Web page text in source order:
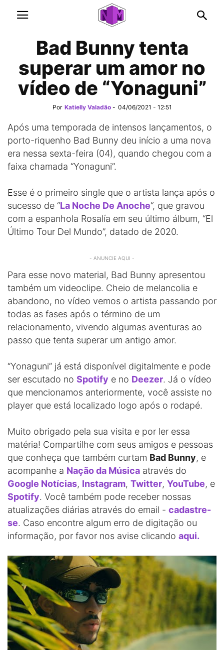
Bad Bunny tenta
superar um amor no
vídeo de “Yonaguni”
Por Katielly Valadão - 04/06/2021 - 12:51
Após uma temporada de intensos lançamentos, o
porto-riquenho Bad Bunny deu início a uma nova
era nessa sexta-feira (04), quando chegou com a
faixa chamada “Yonaguni”.
Esse é o primeiro single que o artista lança após o
sucesso de “La Noche De Anoche“, que gravou
com a espanhola Rosalía em seu último álbum, “El
Último Tour Del Mundo”, datado de 2020.
- ANUNCIE AQUI -
Para esse novo material, Bad Bunny apresentou
também um videoclipe. Cheio de melancolia e
abandono, no vídeo vemos o artista passando por
todas as fases após o término de um
relacionamento, vivendo algumas aventuras ao
passo que tenta superar um antigo amor.
“Yonaguni” já está disponível digitalmente e pode
ser escutado no Spotify e no Deezer. Já o vídeo
que mencionamos anteriormente, você assiste no
player que está localizado logo após o rodapé.
Muito obrigado pela sua visita e por ler essa
matéria! Compartilhe com seus amigos e pessoas
que conheça que também curtam Bad Bunny, e
acompanhe a Nação da Música através do
Google Notícias, Instagram, Twitter, YouTube, e
Spotify. Você também pode receber nossas
atualizações diárias através do email - cadastre-
se. Caso encontre algum erro de digitação ou
informação, por favor nos avise clicando aqui.